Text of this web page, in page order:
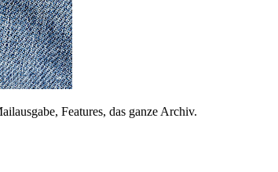
Features, das ganze Archiv.